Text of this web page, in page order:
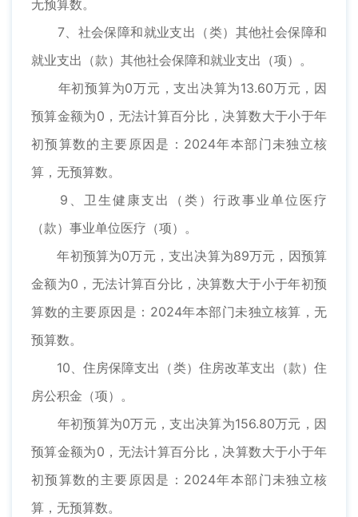
无预算数。
7、社会保障和就业支出（类）其他社会保障和
就业支出（款）其他社会保障和就业支出（项）。
年初预算为0万元，支出决算为13.60万元，因
预算金额为0，无法计算百分比，决算数大于小于年
初预算数的主要原因是：2024年本部门未独立核
算，无预算数。
9、卫生健康支出（类）行政事业单位医疗
（款）事业单位医疗（项）。
年初预算为0万元，支出决算为89万元，因预算
金额为0，无法计算百分比，决算数大于小于年初预
算数的主要原因是：2024年本部门未独立核算，无
预算数。
10、住房保障支出（类）住房改革支出（款）住
房公积金（项）。
年初预算为0万元，支出决算为156.80万元，因
预算金额为0，无法计算百分比，决算数大于小于年
初预算数的主要原因是：2024年本部门未独立核
算，无预算数。